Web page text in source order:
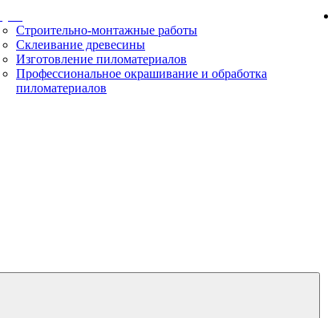
Строительно-монтажные работы
Склеивание древесины
Изготовление пиломатериалов
Профессиональное окрашивание и обработка
пиломатериалов